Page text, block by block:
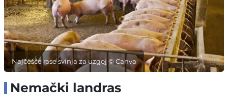
Najčešće rase svinja za uzgoj © Canva
Nemački landras